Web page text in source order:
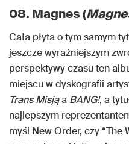
08. Magnes (
Cała płyta o tym samym
jeszcze wyraźniejszym
perspektywy czasu ten
miejscu w dyskografii
Trans Misjąa BANG!, a
najlepszym
myśl New Order, czy “The